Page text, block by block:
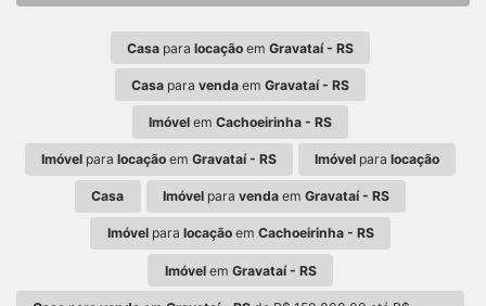
Casa para locação em Gravataí - RS
Casa para venda em Gravataí - RS
Imóvel em Cachoeirinha - RS
Imóvelpara locaçãoem Gravataí - RS Imóvel paralocação
Casa Imóvelpara vendaem Gravataí - RS
Imóvelpara locaçãoem Cachoeirinha - RS
Imóvelem Gravataí - RS